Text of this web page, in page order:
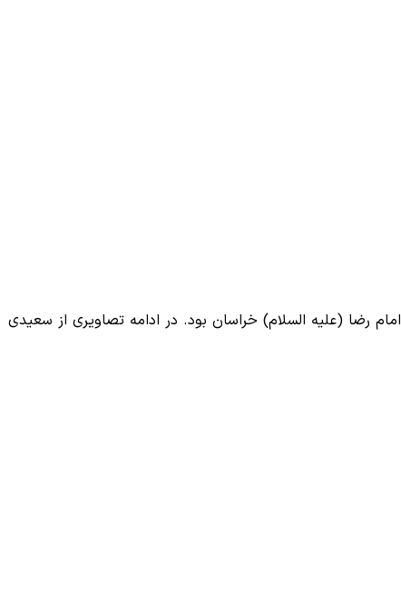
تصویری از سعید جلیلی، کاندیدای انتخابات ریاست جمهوری در جبهه مشاهده می کنید. سعید جلیلی در زمان جنگ، دیده بان تیپ 21 امام رضا (علیه السلام) خراسان بود. در ادامه تصاویری از سعیدی